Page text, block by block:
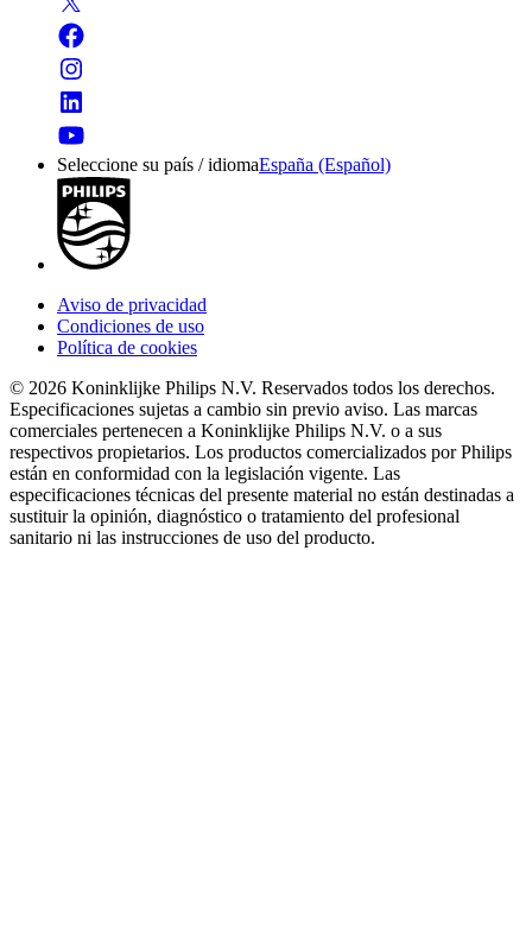
Seleccione su país / idiomaEspaña (Español)
Aviso de privacidad
Condiciones de uso
Política de cookies
© 2026 Koninklijke Philips N.V. Reservados todos los derechos.
Especificaciones sujetas a cambio sin previo aviso. Las marcas
comerciales pertenecen a Koninklijke Philips N.V. o a sus
respectivos propietarios. Los productos comercializados por Philips
están en conformidad con la legislación vigente. Las
especificaciones técnicas del presente material no están destinadas a
sustituir la opinión, diagnóstico o tratamiento del profesional
sanitario ni las instrucciones de uso del producto.